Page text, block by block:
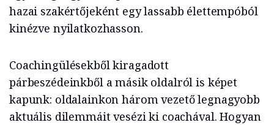
hazai szakértőjeként egy lassabb élettempóból
kinézve nyilatkozhasson.
Coachingülésekből kiragadott
párbeszédeinkből a másik oldalról is képet
kapunk: oldalainkon három vezető legnagyobb
aktuális dilemmáit vesézi ki coachával. Hogyan